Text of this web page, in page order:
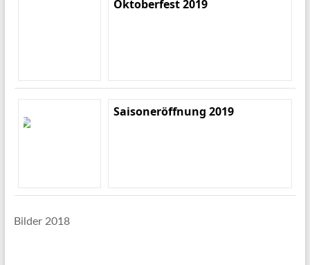
Oktoberfest 2019
Saisoneröffnung 2019
Bilder 2018